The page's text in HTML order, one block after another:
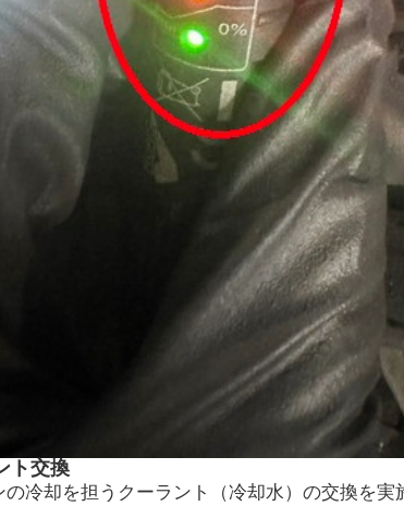
ト交換
の冷却を担うクーラント（冷却水）の交換を実